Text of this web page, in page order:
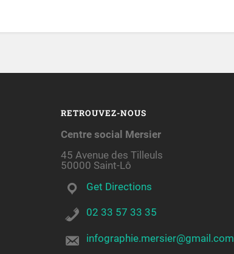
RETROUVEZ-NOUS
Centre social Mersier
45 Avenue des Tilleuls
50000 Saint-Lô
Get Directions
02 33 57 33 35
infographie.mersier@gmail.com